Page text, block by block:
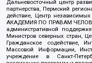
Дальневосточный центр
партнерства, Пермский
действие, Центр
АКАДЕМИЯ ПО ПРАВАМ
административной
Министров северных стран,
Гражданское содействие,
Массовой Информации,
учреждение в Санкт-